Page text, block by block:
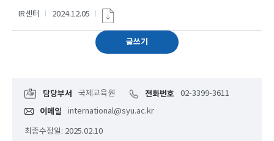
IR센터 2024.12.05
글쓰기
담당부서 국제교육원 전화번호 02-3399-3611
이메일 international@syu.ac.kr
최종수정일: 2025.02.10